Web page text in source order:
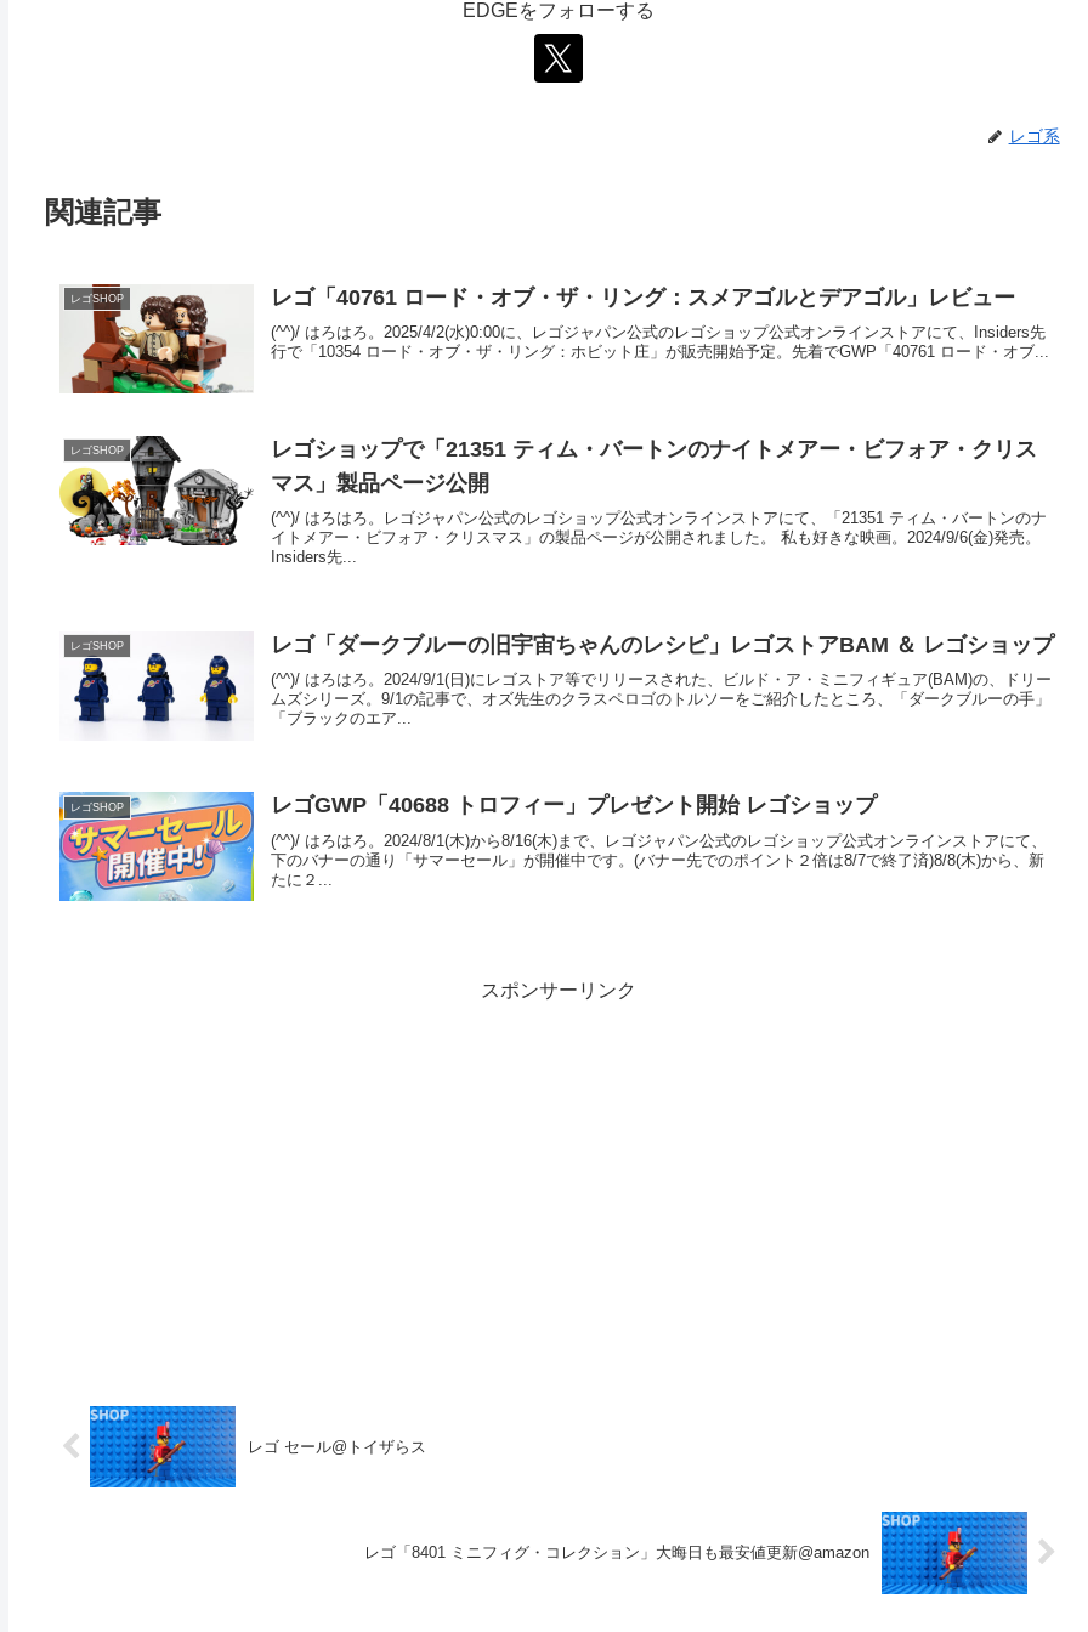
EDGEをフォローする
レゴ系
関連記事
レゴSHOP レゴ「40761 ロード・オブ・ザ・リング：スメアゴルとデアゴル」レビュー
(^^)/ はろはろ。2025/4/2(水)0:00に、レゴジャパン公式のレゴショップ公式オンラインストアにて、Insiders先
行で「10354 ロード・オブ・ザ・リング：ホビット庄」が販売開始予定。先着でGWP「40761 ロード・オブ...
レゴSHOP
レゴショップで「21351 ティム・バートンのナイトメアー・ビフォア・クリス
マス」製品ページ公開
(^^)/ はろはろ。レゴジャパン公式のレゴショップ公式オンラインストアにて、「21351 ティム・バートンのナ
イトメアー・ビフォア・クリスマス」の製品ページが公開されました。 私も好きな映画。2024/9/6(金)発売。
Insiders先...
レゴSHOP レゴ「ダークブルーの旧宇宙ちゃんのレシピ」レゴストアBAM ＆ レゴショップ
(^^)/ はろはろ。2024/9/1(日)にレゴストア等でリリースされた、ビルド・ア・ミニフィギュア(BAM)の、ドリー
ムズシリーズ。9/1の記事で、オズ先生のクラスペロゴのトルソーをご紹介したところ、「ダークブルーの手」
「ブラックのエア...
レゴSHOP レゴGWP「40688 トロフィー」プレゼント開始 レゴショップ
(^^)/ はろはろ。2024/8/1(木)から8/16(木)まで、レゴジャパン公式のレゴショップ公式オンラインストアにて、
下のバナーの通り「サマーセール」が開催中です。(バナー先でのポイント２倍は8/7で終了済)8/8(木)から、新
たに２...
スポンサーリンク
レゴ セール@トイザらス
レゴ「8401 ミニフィグ・コレクション」大晦日も最安値更新@amazon